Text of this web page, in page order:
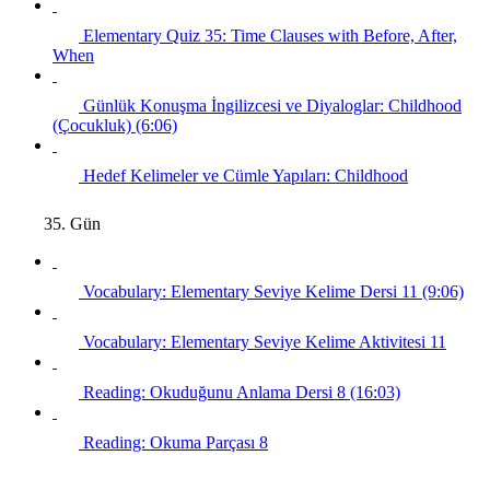
Elementary Quiz 35: Time Clauses with Before, After,
When
Günlük Konuşma İngilizcesi ve Diyaloglar: Childhood
(Çocukluk) (6:06)
Hedef Kelimeler ve Cümle Yapıları: Childhood
35. Gün
Vocabulary: Elementary Seviye Kelime Dersi 11 (9:06)
Vocabulary: Elementary Seviye Kelime Aktivitesi 11
Reading: Okuduğunu Anlama Dersi 8 (16:03)
Reading: Okuma Parçası 8